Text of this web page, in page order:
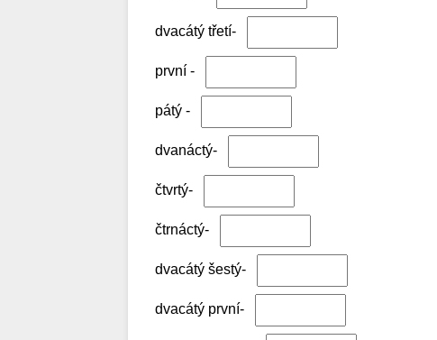
dvacátý třetí-
první -
pátý -
dvanáctý-
čtvrtý-
čtrnáctý-
dvacátý šestý-
dvacátý první-